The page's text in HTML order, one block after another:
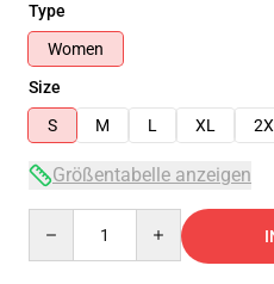
Type
Women
Size
S
M L XL
Größentabelle anzeigen